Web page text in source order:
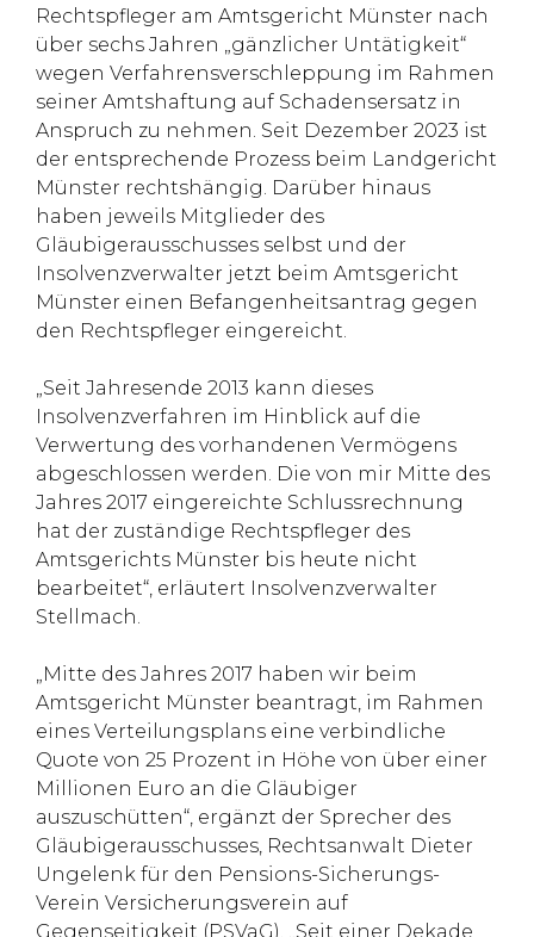
Rechtspfleger am Amtsgericht Münster nach
über sechs Jahren „gänzlicher Untätigkeit“
wegen Verfahrensverschleppung im Rahmen
seiner Amtshaftung auf Schadensersatz in
Anspruch zu nehmen. Seit Dezember 2023 ist
der entsprechende Prozess beim Landgericht
Münster rechtshängig. Darüber hinaus
haben jeweils Mitglieder des
Gläubigerausschusses selbst und der
Insolvenzverwalter jetzt beim Amtsgericht
Münster einen Befangenheitsantrag gegen
den Rechtspfleger eingereicht.
„Seit Jahresende 2013 kann dieses
Insolvenzverfahren im Hinblick auf die
Verwertung des vorhandenen Vermögens
abgeschlossen werden. Die von mir Mitte des
Jahres 2017 eingereichte Schlussrechnung
hat der zuständige Rechtspfleger des
Amtsgerichts Münster bis heute nicht
bearbeitet“, erläutert Insolvenzverwalter
Stellmach.
„Mitte des Jahres 2017 haben wir beim
Amtsgericht Münster beantragt, im Rahmen
eines Verteilungsplans eine verbindliche
Quote von 25 Prozent in Höhe von über einer
Millionen Euro an die Gläubiger
auszuschütten“, ergänzt der Sprecher des
Gläubigerausschusses, Rechtsanwalt Dieter
Ungelenk für den Pensions-Sicherungs-
Verein Versicherungsverein auf
Gegenseitigkeit (PSVaG). „Seit einer Dekade